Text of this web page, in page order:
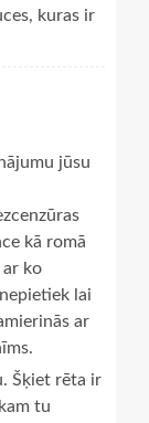
kuras ir
jūsu
kā romā
ar ko
lai
ar
Šķiet rēta ir
tu